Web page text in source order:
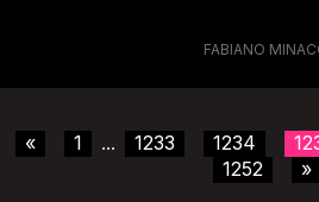
FABIANO
« 1 ... 1233 1234
1252 »